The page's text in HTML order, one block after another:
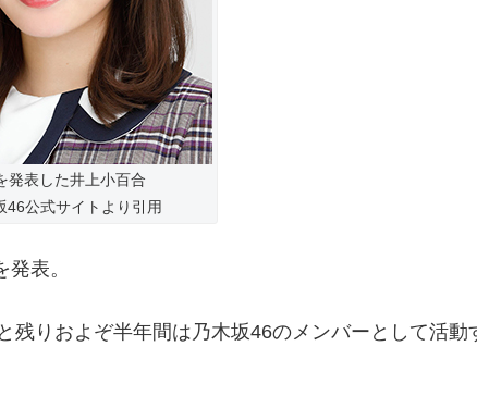
発表した井上小百合
46公式サイトより引用
表。
残りおよぞ半年間は乃木坂46のメンバーとして活動